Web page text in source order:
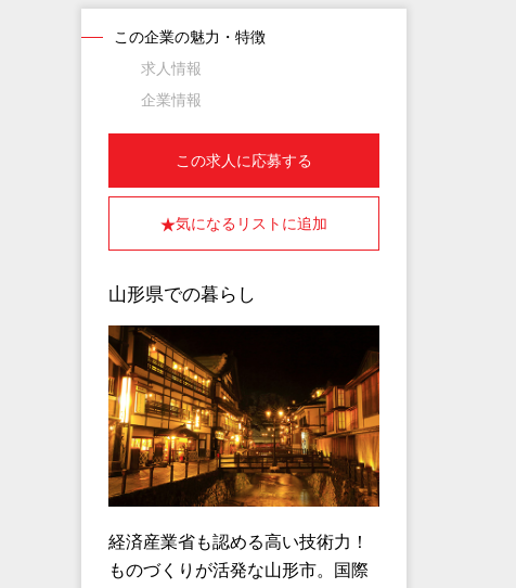
この企業の魅力・特徴
求人情報
企業情報
この求人に応募する
気になるリストに追加
山形県での暮らし
経済産業省も認める高い技術力！
ものづくりが活発な山形市。国際